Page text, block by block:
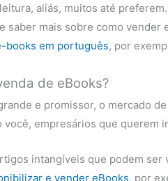
aliás, muitos até
saber mais sobre como
books em português, por
de eBooks?
e promissor, o mercado
você, empresários que querem
intangíveis que podem
e vender eBooks, por